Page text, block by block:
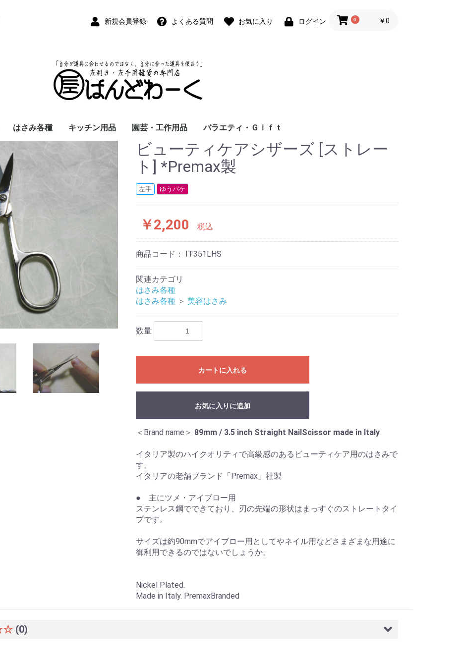
新規会員登録 よくある質問 お気に入り ログイン 0 ￥0
筆ペン
ン
ャープペン
ンパス
小刀(切出刀)
はさみ各種
学習はさみ
事務はさみ
和裁・洋裁はさみ
美容はさみ
その他・専門はさみ
キッチン用品
横手・後手急須
テーブル小物
園芸・工作用品
草取鎌
園芸はさみ
メジャー・曲尺
カッター
工作用具・その他
バラエティ・Ｇｉｆｔ
Wallet(財布)
時計
デジタル小物
バラエティグッズ
ファッション小物
京扇子
書籍
ビューティケアシザーズ [ストレー
ト] *Premax製
左手 ゆうパケ
￥2,200 税込
商品コード： IT351LHS
関連カテゴリ
はさみ各種
はさみ各種 ＞ 美容はさみ
数量
カートに入れる
お気に入りに追加
＜Brand name＞ 89mm / 3.5 inch Straight NailScissor made in Italy
イタリア製のハイクオリティで高級感のあるビューティケア用のはさみで
す。
イタリアの老舗ブランド「Premax」社製
● 主にツメ・アイブロー用
ステンレス鋼でできており、刃の先端の形状はまっすぐのストレートタイ
プです。
サイズは約90mmでアイブロー用としてやネイル用などさまざまな用途に
御利用できるのではないでしょうか。
Nickel Plated.
Made in Italy. PremaxBranded
(0)